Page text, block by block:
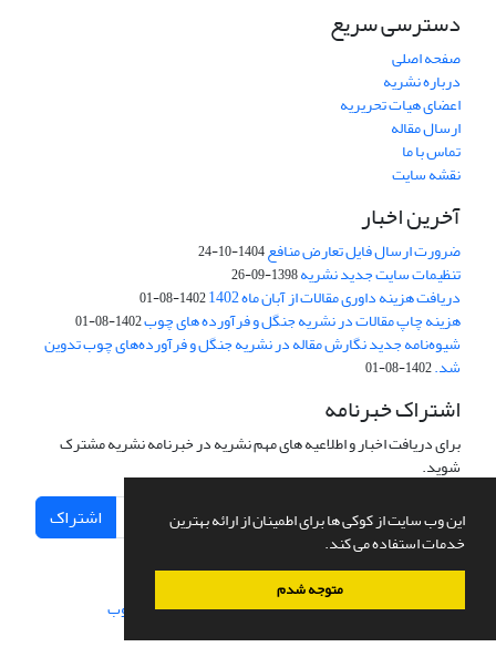
این وب سایت از کوکی ها برای اطمینان از ارائه بهترین
خدمات استفاده می کند.
متوجه شدم
دسترسی سریع
صفحه اصلی
درباره نشریه
اعضای هیات تحریریه
ارسال مقاله
تماس با ما
نقشه سایت
آخرین اخبار
ضرورت ارسال فایل تعارض منافع1404-10-24
تنظیمات سایت جدید نشریه1398-09-26
دریافت هزینه داوری مقالات از آبان ماه 1402 1402-08-01
هزینه چاپ مقالات در نشریه جنگل و فرآورده های چوب1402-08-01
شیوه‌نامه جدید نگارش مقاله در نشریه جنگل و فرآورده‌های چوب تدوین
شد.1402-08-01
اشتراک خبرنامه
برای دریافت اخبار و اطلاعیه های مهم نشریه در خبرنامه نشریه مشترک
شوید.
اشتراک
سامانه مدیریت نشریات علمی.طراحی و پیاده سازی از سیناوب